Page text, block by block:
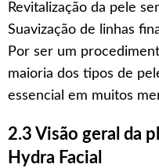
Revitalização da pele
Suavização de linhas
Por ser um
maioria dos tipos de
essencial em muitos
2.3 Visão geral da
Hydra Facial